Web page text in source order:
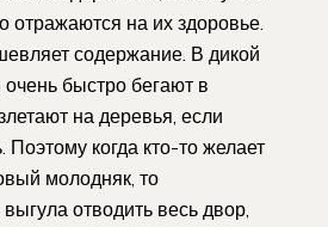
на их здоровье.
содержание. В дикой
быстро бегают в
на деревья, если
Поэтому когда кто-то желает
молодняк, то
отводить весь двор,